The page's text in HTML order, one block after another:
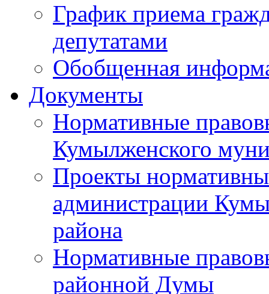
График приема
депутатами
Обобщенная
Документы
Нормативные
Кумылженского
Проекты
администрации
района
Нормативные
районной Думы